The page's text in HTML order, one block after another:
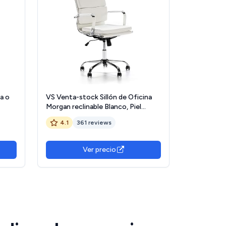
o
VS Venta-stock Sillón de Oficina
Morgan reclinable Blanco, Piel
sintética, Silla ejecutiva con
reposacabezas y conjín
Diseño ergonómico
4.1 361 reviews
Ver precio